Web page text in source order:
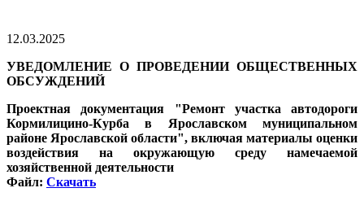
12.03.2025
УВЕДОМЛЕНИЕ О ПРОВЕДЕНИИ ОБЩЕСТВЕННЫХ
ОБСУЖДЕНИЙ
Проектная документация "Ремонт участка автодороги
Кормилицино-Курба в Ярославском муниципальном
районе Ярославской области", включая материалы оценки
воздействия на окружающую среду намечаемой
хозяйственной деятельности
Файл: Скачать